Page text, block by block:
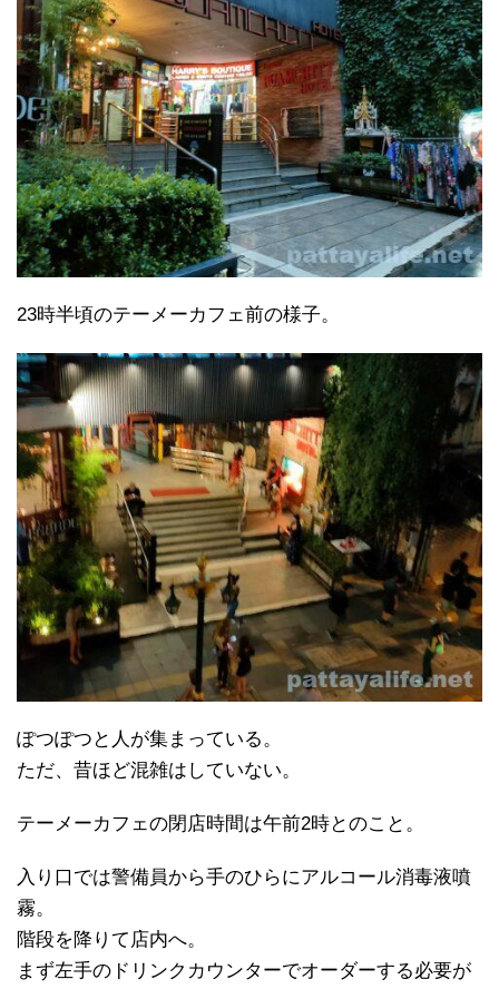
23時半頃のテーメーカフェ前の様子。
ぽつぽつと人が集まっている。
ただ、昔ほど混雑はしていない。
テーメーカフェの閉店時間は午前2時とのこと。
入り口では警備員から手のひらにアルコール消毒液噴
霧。
階段を降りて店内へ。
まず左手のドリンクカウンターでオーダーする必要が